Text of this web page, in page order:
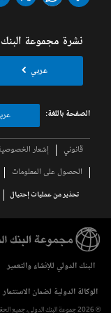
نشرة مجموعة البنك
عربي
الصفحة باللغة:
قانوني إشعار
الحصول على المعلومات
تحذير من عمليات إحتيال
البنك الدولي للإنشاء والتعمير
الوكالة الدولية لضمان الاستثمار
© 2026 جموعة البنك الدولي، جميع الحقوق محفوظة.